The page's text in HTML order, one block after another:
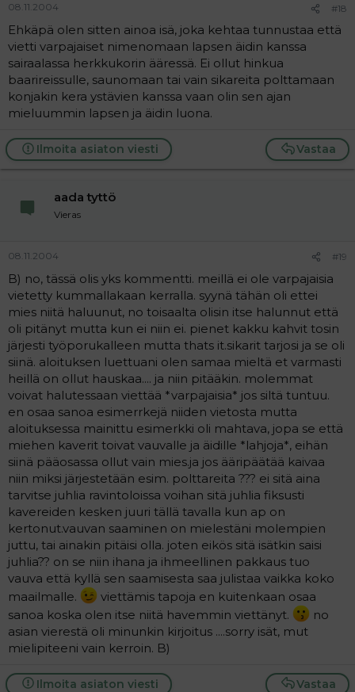
08.11.2004 #18
Ehkäpä olen sitten ainoa isä, joka kehtaa tunnustaa että
vietti varpajaiset nimenomaan lapsen äidin kanssa
sairaalassa herkkukorin ääressä. Ei ollut hinkua
baarireissulle, saunomaan tai vain sikareita polttamaan
konjakin kera ystävien kanssa vaan olin sen ajan
mieluummin lapsen ja äidin luona.
Vastaa
Ilmoita asiaton viesti
aada tyttö
Vieras
08.11.2004 #19
B) no, tässä olis yks kommentti. meillä ei ole varpajaisia
vietetty kummallakaan kerralla. syynä tähän oli ettei
mies niitä haluunut, no toisaalta olisin itse halunnut että
oli pitänyt mutta kun ei niin ei. pienet kakku kahvit tosin
järjesti työporukalleen mutta thats it.sikarit tarjosi ja se oli
siinä. aloituksen luettuani olen samaa mieltä et varmasti
heillä on ollut hauskaa.... ja niin pitääkin. molemmat
voivat halutessaan viettää *varpajaisia* jos siltä tuntuu.
en osaa sanoa esimerrkejä niiden vietosta mutta
aloituksessa mainittu esimerkki oli mahtava, jopa se että
miehen kaverit toivat vauvalle ja äidille *lahjoja*, eihän
siinä pääosassa ollut vain mies.ja jos ääripäätää kaivaa
niin miksi järjestetään esim. polttareita ??? ei sitä aina
tarvitse juhlia ravintoloissa voihan sitä juhlia fiksusti
kavereiden kesken juuri tällä tavalla kun ap on
kertonut.vauvan saaminen on mielestäni molempien
juttu, tai ainakin pitäisi olla. joten eikös sitä isätkin saisi
juhlia?? on se niin ihana ja ihmeellinen pakkaus tuo
vauva että kyllä sen saamisesta saa julistaa vaikka koko
maailmalle.
viettämis tapoja en kuitenkaan osaa
sanoa koska olen itse niitä havemmin viettänyt.
no
asian vierestä oli minunkin kirjoitus ....sorry isät, mut
mielipiteeni vain kerroin. B)
Vastaa
Ilmoita asiaton viesti